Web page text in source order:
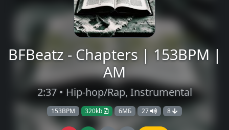
BFBeatz - Chapters | 153BPM |
AM
2:37 • Hip-hop/Rap, Instrumental
153BPM 320kb 6МБ 27 8